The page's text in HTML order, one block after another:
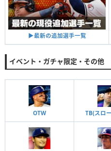
▶︎最新の追加選手一覧
イベント・ガチャ限定・その他
OTW TB(スロ